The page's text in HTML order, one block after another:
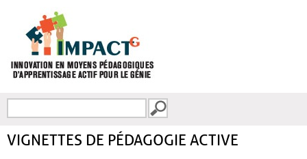
FORMULAIRE DE
VIGNETTES DE PÉDAGOGIE ACTIVE